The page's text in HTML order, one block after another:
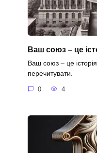
Ваш союз – це
Ваш союз – це
перечитувати.
0 4